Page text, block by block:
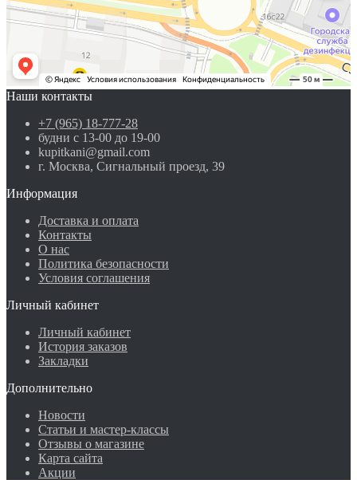
Наши контакты
+7 (965) 18-777-28
будни с 13-00 до 19-00
kupitkani@gmail.com
г. Москва, Сигнальный проезд, 39
Информация
Доставка и оплата
Контакты
О нас
Политика безопасности
Условия соглашения
Личный кабинет
Личный кабинет
История заказов
Закладки
Дополнительно
Новости
Статьи и мастер-классы
Отзывы о магазине
Карта сайта
Акции